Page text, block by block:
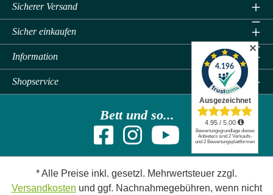
Sicherer Versand
Sicher einkaufen
Bett und so...
Information
Shopservice
* Alle Preise inkl. gesetzl. Mehrwertsteuer zzgl.
Versandkosten und ggf. Nachnahmegebühren, wenn nicht
✕